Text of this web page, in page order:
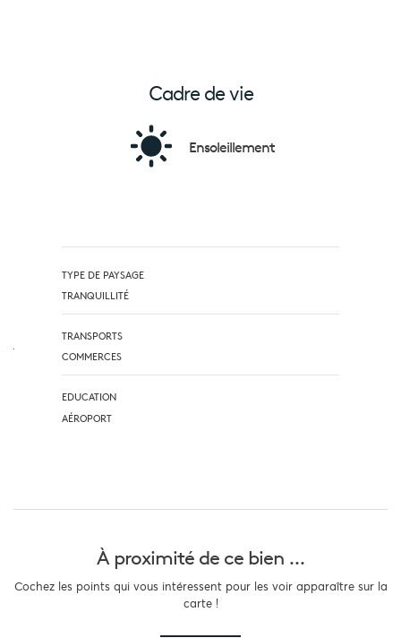
Cadre de vie
Ensoleillement
TYPE DE PAYSAGE
TRANQUILLITÉ
TRANSPORTS
COMMERCES
EDUCATION
AÉROPORT
À proximité de ce bien ...
Cochez les points qui vous intéressent pour les voir apparaître sur la
carte !